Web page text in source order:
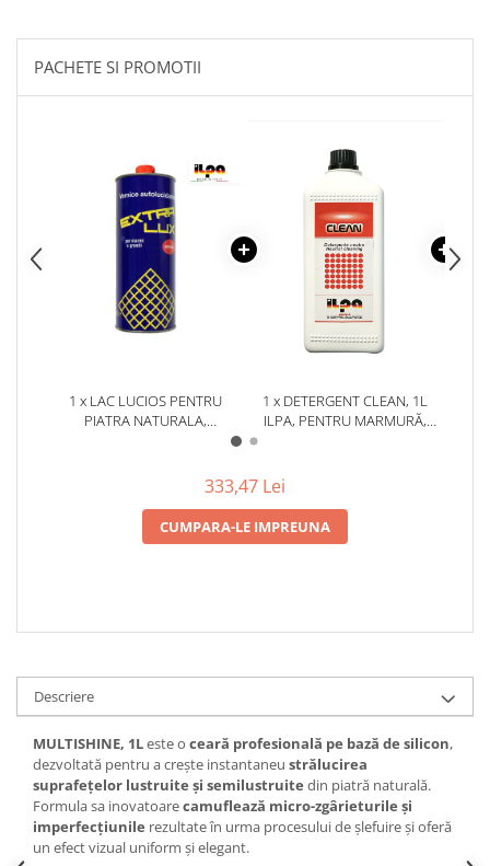
PACHETE SI PROMOTII
1 x LAC LUCIOS PENTRU
PIATRA NATURALA,
1 x DETERGENT CLEAN, 1L
ILPA, PENTRU MARMURĂ,
GRANIT, TRAVERTIN, BETON ȘI
333,47 Lei
CUMPARA-LE IMPREUNA
Descriere
MULTISHINE, 1Leste o ceară profesională pe bază de silicon,
dezvoltată pentru a crește instantaneu strălucirea
suprafețelor lustruite și semilustruite din piatră naturală.
Formula sa inovatoarecamuflează micro-zgârieturile și
imperfecțiunile rezultate în urma procesului de șlefuire și oferă
un efect vizual uniform și elegant.